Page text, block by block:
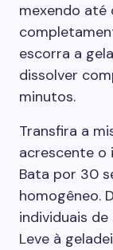
mexendo até
escorra a
dissolver
minutos.
Transfira a
acrescente o
Bata por 30
homogêneo.
individuais
Leve à